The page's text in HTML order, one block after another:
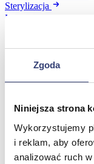
Zgoda
Niniejsza strona
Wykorzystujemy
i reklam, aby
analizować ruch
Sterylizacja
Materiały opatrunkowe
Zobacz wszystko
Profilaktyka i
Wróć
Pulsoksymetry
Ciśnieniomierze